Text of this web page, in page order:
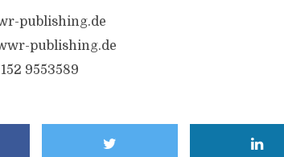
publishing.de
publishing.de
9553589